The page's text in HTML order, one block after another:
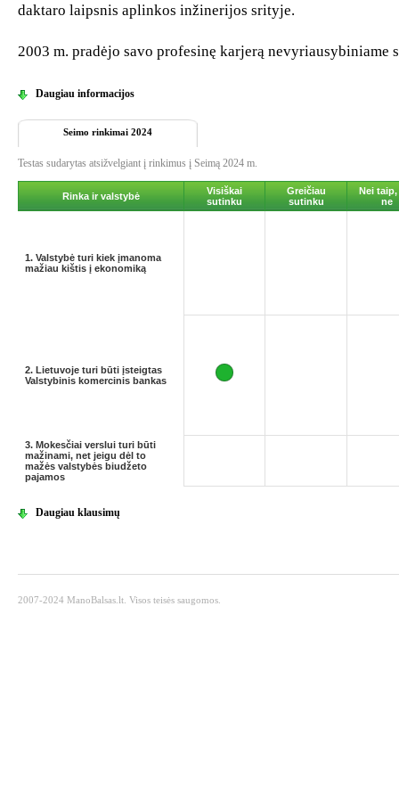
daktaro laipsnis aplinkos inžinerijos srityje.
2003 m. pradėjo savo profesinę karjerą nevyriausybiniame
Daugiau informacijos
Seimo rinkimai 2024
Testas sudarytas atsižvelgiant į rinkimus į Seimą 2024 m.
Rinka ir valstybė
Visiškai
sutinku
Greičiau
sutinku
Nei taip,
ne
1. Valstybė turi kiek įmanoma
mažiau kištis į ekonomiką
2. Lietuvoje turi būti įsteigtas
Valstybinis komercinis bankas
3. Mokesčiai verslui turi būti
mažinami, net jeigu dėl to
mažės valstybės biudžeto
pajamos
Daugiau klausimų
2007-2024 ManoBalsas.lt. Visos teisės saugomos.